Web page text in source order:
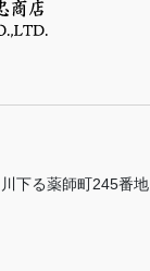
下る薬師町245番地